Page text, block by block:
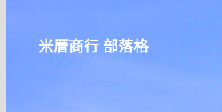
米厝商行 部落格